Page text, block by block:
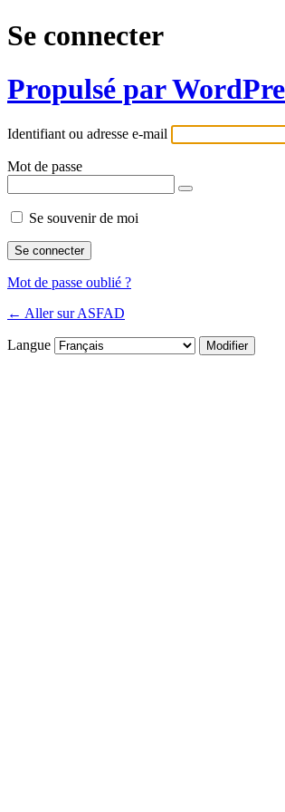
Se connecter
Propulsé par
Identifiant ou adresse e-mail
Mot de passe
Se souvenir de moi
Mot de passe oublié ?
← Aller sur ASFAD
Langue